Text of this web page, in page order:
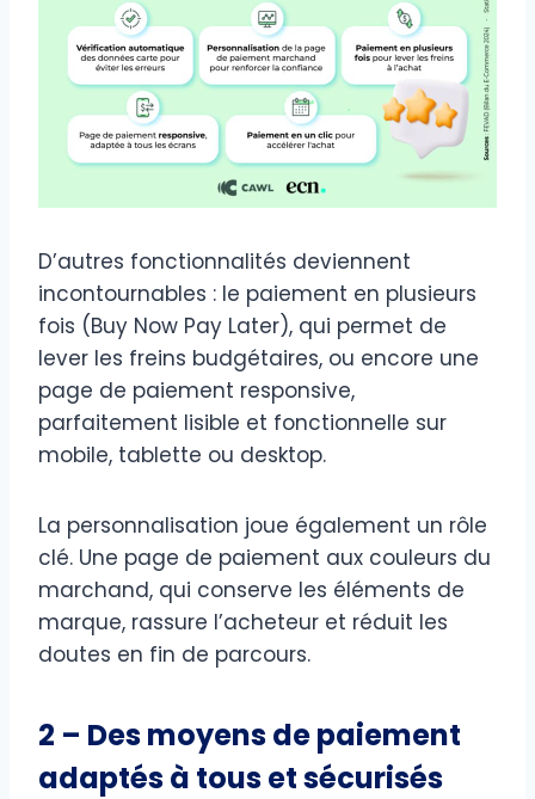
D’autres fonctionnalités deviennent
incontournables : le paiement en plusieurs
fois (Buy Now Pay Later), qui permet de
lever les freins budgétaires, ou encore une
page de paiement responsive,
parfaitement lisible et fonctionnelle sur
mobile, tablette ou desktop.
La personnalisation joue également un rôle
clé. Une page de paiement aux couleurs du
marchand, qui conserve les éléments de
marque, rassure l’acheteur et réduit les
doutes en fin de parcours.
2 – Des moyens de paiement
adaptés à tous et sécurisés